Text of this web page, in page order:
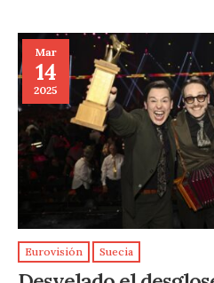
Mar
14
2025
Eurovisión Suecia